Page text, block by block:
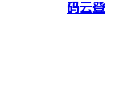
码云登